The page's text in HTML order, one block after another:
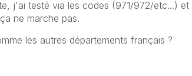
j'ai testé via les codes (971/972/etc...) et
ne marche pas.
les autres départements français ?